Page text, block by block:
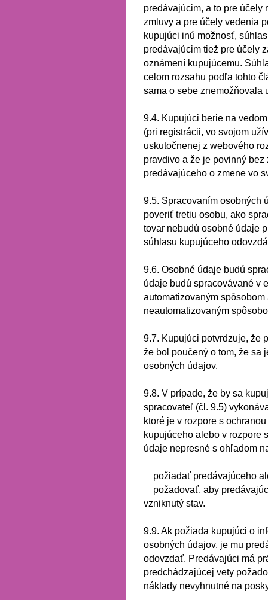
predávajúcim, a to pre účely
zmluvy a pre účely vedenia
kupujúci inú možnosť,
predávajúcim tiež pre účely
oznámení kupujúcemu.
celom rozsahu podľa tohto
sama o sebe znemožňovala
9.4. Kupujúci berie na
(pri registrácii, vo svojom
uskutočnenej z webového
pravdivo a že je povinný
predávajúceho o zmene vo
9.5. Spracovaním osobných
poveriť tretiu osobu, ako
tovar nebudú osobné údaje
súhlasu kupujúceho
9.6. Osobné údaje budú
údaje budú spracovávané v
automatizovaným
neautomatizovaným
9.7. Kupujúci potvrdzuje, že
že bol poučený o tom, že sa
osobných údajov.
9.8. V prípade, že by sa
spracovateľ (čl. 9.5)
ktoré je v rozpore s
kupujúceho alebo v rozpore
údaje nepresné s ohľadom
požiadať predávajúceho
požadovať, aby
vzniknutý stav.
9.9. Ak požiada kupujúci o
osobných údajov, je mu
odovzdať. Predávajúci má
predchádzajúcej vety
náklady nevyhnutné na